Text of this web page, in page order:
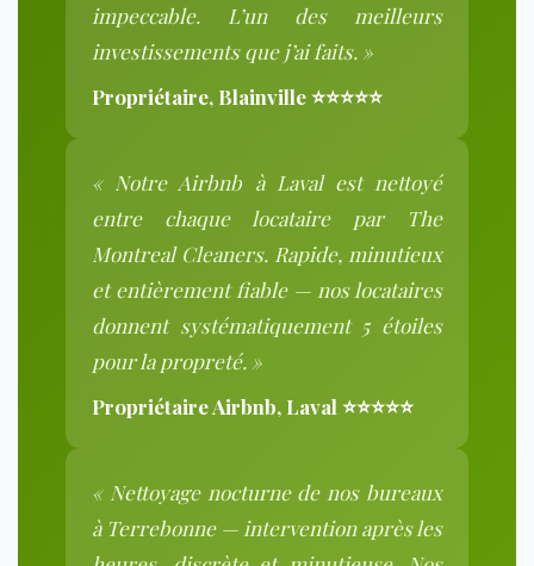
impeccable. L’un des meilleurs
investissements que j’ai faits. »
Propriétaire, Blainville ⭐⭐⭐⭐⭐
« Notre Airbnb à Laval est nettoyé
entre chaque locataire par The
Montreal Cleaners. Rapide, minutieux
et entièrement fiable — nos locataires
donnent systématiquement 5 étoiles
pour la propreté. »
Propriétaire Airbnb, Laval ⭐⭐⭐⭐⭐
« Nettoyage nocturne de nos bureaux
à Terrebonne — intervention après les